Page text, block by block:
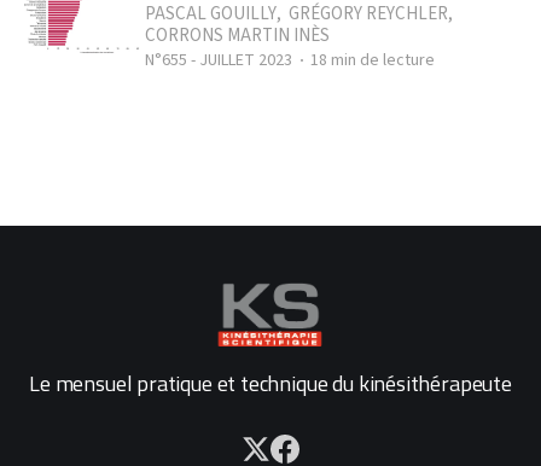
PASCAL GOUILLY, GRÉGORY REYCHLER,
CORRONS MARTIN INÈS
N°655 - JUILLET 2023 18 min de lecture
Le mensuel pratique et technique du kinésithérapeute